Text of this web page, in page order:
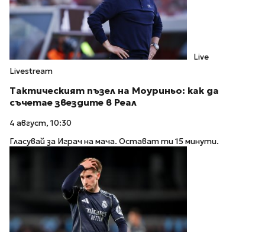
Live
Livestream
Тактическият пъзел на Моуриньо: как да
съчетае звездите в Реал
4 август, 10:30
Гласувай за Играч на мача. Остават ти 15 минути.